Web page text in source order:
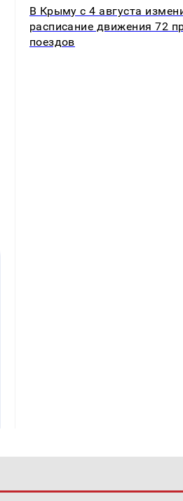
В Крыму с 4 августа
расписание движения 72
поездов